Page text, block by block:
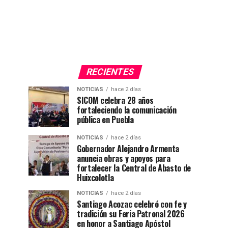
RECIENTES
NOTICIAS hace 2 días
SICOM celebra 28 años
fortaleciendo la comunicación
pública en Puebla
NOTICIAS hace 2 días
Gobernador Alejandro Armenta
anuncia obras y apoyos para
fortalecer la Central de Abasto de
Huixcolotla
NOTICIAS hace 2 días
Santiago Acozac celebró con fe y
tradición su Feria Patronal 2026
en honor a Santiago Apóstol